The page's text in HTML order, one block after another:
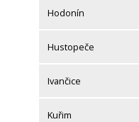
Hodonín
Hustopeče
Ivančice
Kuřim